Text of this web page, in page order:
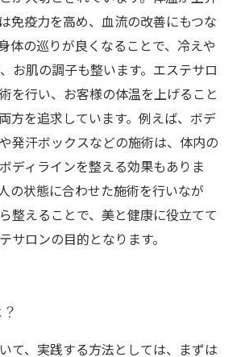
免疫力を高め、血流の改善にもつな
体の巡りが良くなることで、冷えや
お肌の調子も整います。エステサロ
を行い、お客様の体温を上げること
方を追求しています。例えば、ボデ
発汗ボックスなどの施術は、体内の
ディラインを整える効果もありま
の状態に合わせた施術を行いなが
整えることで、美と健康に役立てて
サロンの目的となります。
て、実践する方法としては、まずは